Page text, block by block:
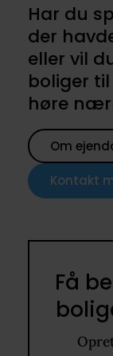
Har du
der
eller vil
boliger
høre
Om
Kontakt
Få